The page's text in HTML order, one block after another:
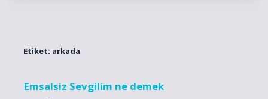
Etiket: arkada
Emsalsiz Sevgilim ne demek